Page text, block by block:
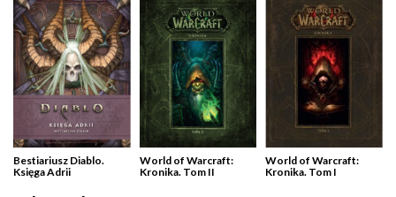
Bestiariusz Diablo.
Księga Adrii
World of Warcraft:
Kronika. Tom II
World of Warcraft:
Kronika. Tom I